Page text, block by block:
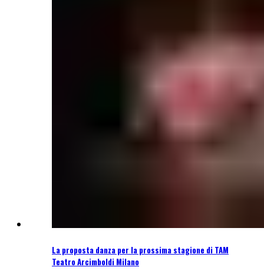
La proposta danza per la prossima stagione di TAM
Teatro Arcimboldi Milano